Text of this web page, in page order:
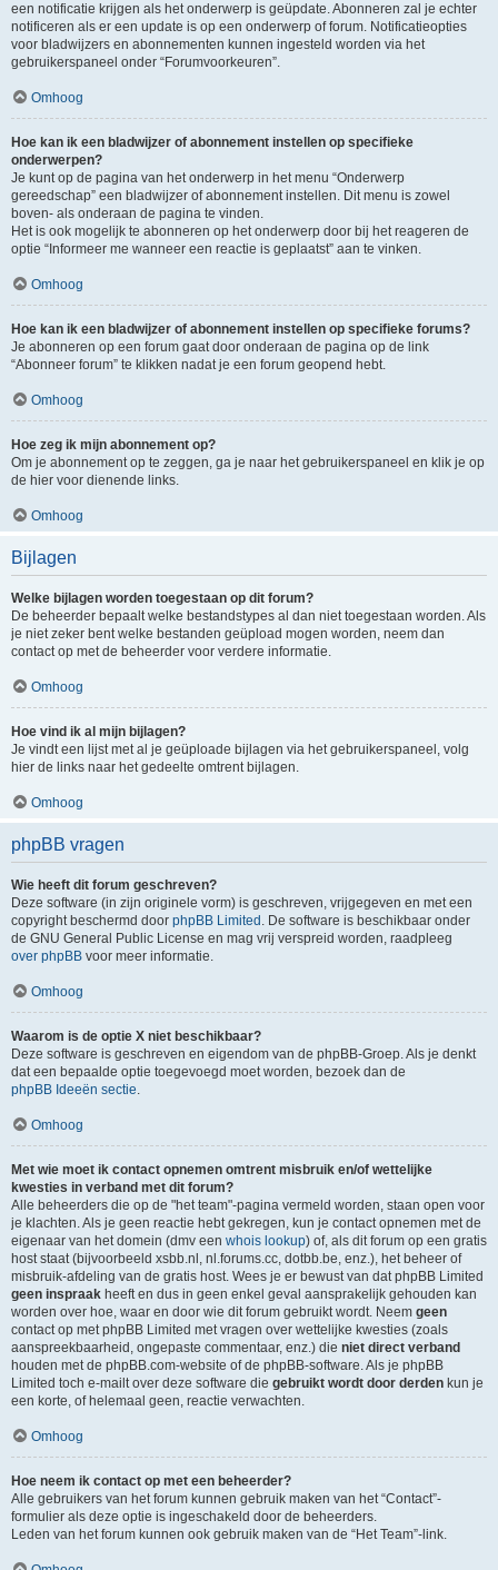
een notificatie krijgen als het onderwerp is geüpdate. Abonneren zal je echter
notificeren als er een update is op een onderwerp of forum. Notificatieopties
voor bladwijzers en abonnementen kunnen ingesteld worden via het
gebruikerspaneel onder “Forumvoorkeuren”.
Omhoog
Hoe kan ik een bladwijzer of abonnement instellen op specifieke
onderwerpen?
Je kunt op de pagina van het onderwerp in het menu “Onderwerp
gereedschap” een bladwijzer of abonnement instellen. Dit menu is zowel
boven- als onderaan de pagina te vinden.
Het is ook mogelijk te abonneren op het onderwerp door bij het reageren de
optie “Informeer me wanneer een reactie is geplaatst” aan te vinken.
Omhoog
Hoe kan ik een bladwijzer of abonnement instellen op specifieke forums?
Je abonneren op een forum gaat door onderaan de pagina op de link
“Abonneer forum” te klikken nadat je een forum geopend hebt.
Omhoog
Hoe zeg ik mijn abonnement op?
Om je abonnement op te zeggen, ga je naar het gebruikerspaneel en klik je op
de hier voor dienende links.
Omhoog
Bijlagen
Welke bijlagen worden toegestaan op dit forum?
De beheerder bepaalt welke bestandstypes al dan niet toegestaan worden. Als
je niet zeker bent welke bestanden geüpload mogen worden, neem dan
contact op met de beheerder voor verdere informatie.
Omhoog
Hoe vind ik al mijn bijlagen?
Je vindt een lijst met al je geüploade bijlagen via het gebruikerspaneel, volg
hier de links naar het gedeelte omtrent bijlagen.
Omhoog
phpBB vragen
Wie heeft dit forum geschreven?
Deze software (in zijn originele vorm) is geschreven, vrijgegeven en met een
copyright beschermd door phpBB Limited . De software is beschikbaar onder
de GNU General Public License en mag vrij verspreid worden, raadpleeg
over phpBB voor meer informatie.
Omhoog
Waarom is de optie X niet beschikbaar?
Deze software is geschreven en eigendom van de phpBB-Groep. Als je denkt
dat een bepaalde optie toegevoegd moet worden, bezoek dan de
phpBB Ideeën sectie.
Omhoog
Met wie moet ik contact opnemen omtrent misbruik en/of wettelijke
kwesties in verband met dit forum?
Alle beheerders die op de "het team"-pagina vermeld worden, staan open voor
je klachten. Als je geen reactie hebt gekregen, kun je contact opnemen met de
eigenaar van het domein (dmv een whois lookup) of, als dit forum op een gratis
host staat (bijvoorbeeld xsbb.nl, nl.forums.cc, dotbb.be, enz.), het beheer of
misbruik-afdeling van de gratis host. Wees je er bewust van dat phpBB Limited
geen inspraak heeft en dus in geen enkel geval aansprakelijk gehouden kan
worden over hoe, waar en door wie dit forum gebruikt wordt. Neem geen
contact op met phpBB Limited met vragen over wettelijke kwesties (zoals
aanspreekbaarheid, ongepaste commentaar, enz.) die niet direct verband
houden met de phpBB.com-website of de phpBB-software. Als je phpBB
Limited toch e-mailt over deze software die gebruikt wordt door derden kun je
een korte, of helemaal geen, reactie verwachten.
Omhoog
Hoe neem ik contact op met een beheerder?
Alle gebruikers van het forum kunnen gebruik maken van het “Contact”-
formulier als deze optie is ingeschakeld door de beheerders.
Leden van het forum kunnen ook gebruik maken van de “Het Team”-link.